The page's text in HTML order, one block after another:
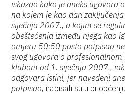
iskazao kako je aneks ugovora
na kojem je kao dan
siječnja 2007., a kojim se
obeštećenja između njega kao
omjeru 50:50 posto potpisao
svog ugovora o
klubom od 1. siječnja 2007.,
odgovara istini, jer navedeni
potpisao, napisali su u